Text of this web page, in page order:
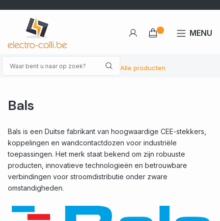
Alle producten
MENU
Bals
Bals is een Duitse fabrikant van hoogwaardige CEE-stekkers,
koppelingen en wandcontactdozen voor industriële
toepassingen. Het merk staat bekend om zijn robuuste
producten, innovatieve technologieën en betrouwbare
verbindingen voor stroomdistributie onder zware
omstandigheden.